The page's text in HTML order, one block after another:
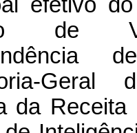
efetivo
de
da